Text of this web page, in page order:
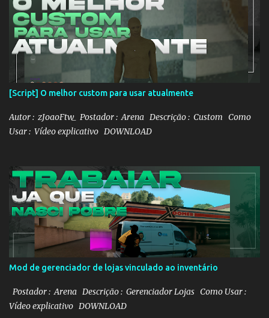
[Script] O melhor custom para usar atualmente
Autor : zJoaoFtw_ Postador : Arena Descrição : Custom Como
Usar : Vídeo explicativo DOWNLOAD
Mod de gerenciador de lojas vinculado ao inventário
Postador : Arena Descrição : Gerenciador Lojas Como Usar :
Vídeo explicativo DOWNLOAD